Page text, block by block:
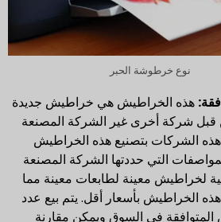
نوع خرطوشة الحبر
هذه الخراطيش هي خراطيش جديدة
قبل شركة أخرى غير الشركة المصنعة
هذه الشركات بتصنيع هذه الخراطيش
التي حددتها الشركة المصنعة
لخراطيش معينة لطابعات معينة مما
الخراطيش بأسعار أقل. يتم بيع عدد
في السوق ويمكن مقارنة